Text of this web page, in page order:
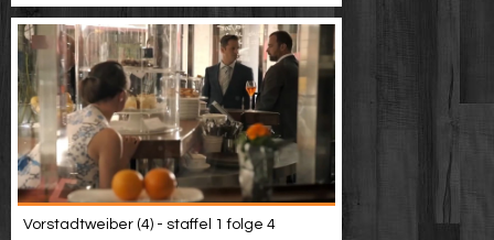
Vorstadtweiber (4) - staffel 1 folge 4